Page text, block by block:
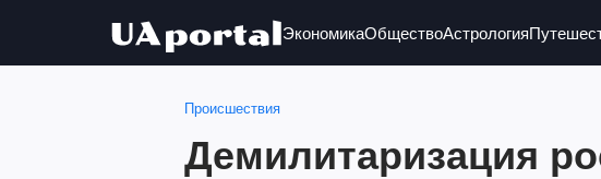
ЭкономикаОбществоАстрология
Происшествия
Демилитаризация